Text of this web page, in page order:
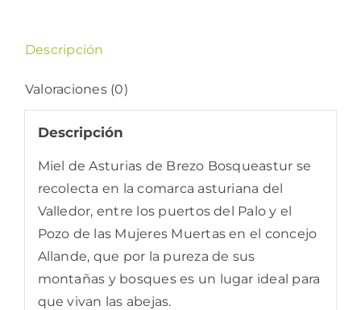
Descripción
Valoraciones (0)
Descripción
Miel de Asturias de Brezo Bosqueastur se
recolecta en la comarca asturiana del
Valledor, entre los puertos del Palo y el
Pozo de las Mujeres Muertas en el concejo
Allande, que por la pureza de sus
montañas y bosques es un lugar ideal para
que vivan las abejas.